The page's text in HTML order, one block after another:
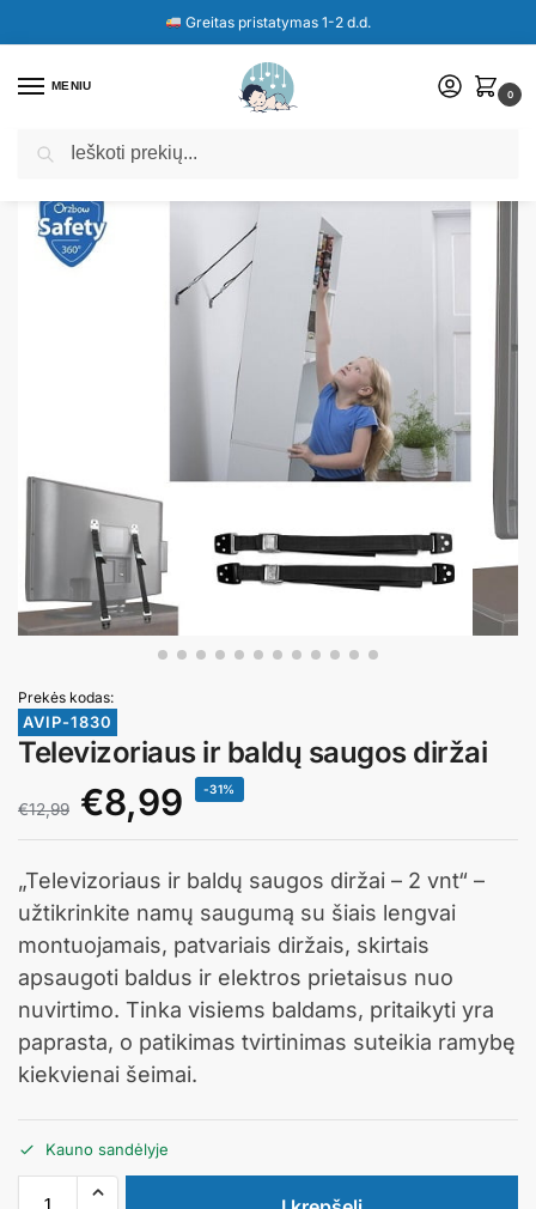
Greitas pristatymas 1-2 d.d.
MENIU
0
Pradžia Parduotuvė
Prekės kodas:
AVIP-1830
Televizoriaus ir baldų saugos diržai
€12,99 €8,99 -31%
„Televizoriaus ir baldų saugos diržai – 2 vnt“ –
užtikrinkite namų saugumą su šiais lengvai
montuojamais, patvariais diržais, skirtais
apsaugoti baldus ir elektros prietaisus nuo
nuvirtimo. Tinka visiems baldams, pritaikyti yra
paprasta, o patikimas tvirtinimas suteikia ramybę
kiekvienai šeimai.
Kauno sandėlyje